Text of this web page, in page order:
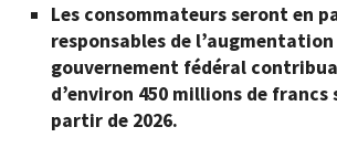
Les consommateurs seront en
responsables de
gouvernement fédéral
d’environ 450 millions de francs
partir de 2026.